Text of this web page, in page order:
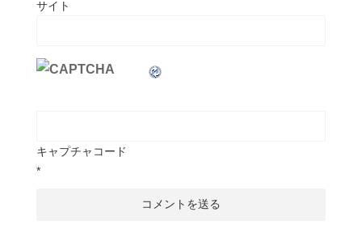
サイト
キャプチャコード
*